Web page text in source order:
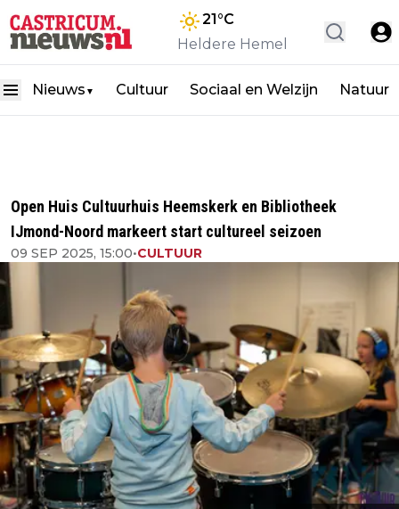
21°C
Heldere Hemel
Nieuws ▼ Cultuur Sociaal en Welzijn Natuur
Open Huis Cultuurhuis Heemskerk en Bibliotheek
IJmond-Noord markeert start cultureel seizoen
09 SEP 2025, 15:00•CULTUUR